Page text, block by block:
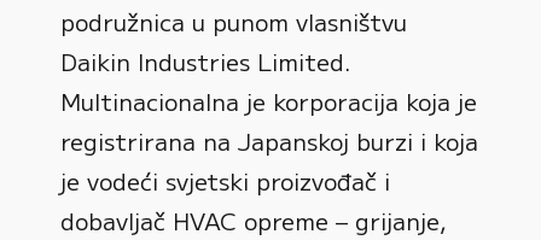
podružnica u punom vlasništvu
Daikin Industries Limited.
Multinacionalna je korporacija koja je
registrirana na Japanskoj burzi i koja
je vodeći svjetski proizvođač i
dobavljač HVAC opreme – grijanje,
0